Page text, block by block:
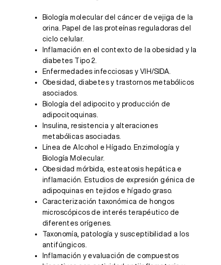
Biología molecular del cáncer de vejiga de la
orina. Papel de las proteínas reguladoras del
ciclo celular.
Inflamación en el contexto de la obesidad y la
diabetes Tipo 2.
Enfermedades infecciosas y VIH/SIDA.
Obesidad, diabetes y trastornos metabólicos
asociados.
Biología del adipocito y producción de
adipocitoquinas.
Insulina, resistencia y alteraciones
metabólicas asociadas.
Línea de Alcohol e Hígado. Enzimología y
Biología Molecular.
Obesidad mórbida, esteatosis hepática e
inflamación. Estudios de expresión génica de
adipoquinas en tejidos e hígado graso.
Caracterización taxonómica de hongos
microscópicos de interés terapéutico de
diferentes orígenes.
Taxonomía, patología y susceptibilidad a los
antifúngicos.
Inflamación y evaluación de compuestos